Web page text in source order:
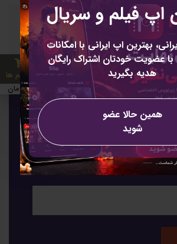
اپ فیلم و سریال
بهترین اپ ایرانی با امکانات
با عضویت خودتان اشتراک رایگان
هدیه بگیرید
همین حالا عضو
شوید
خبرنامه
0 تومان